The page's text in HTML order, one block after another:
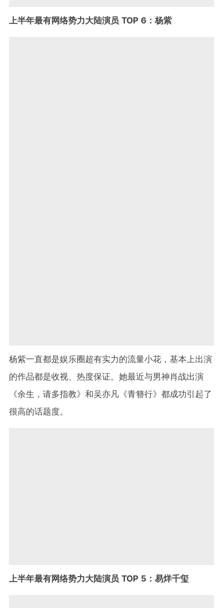
上半年最有网络势力大陆演员 TOP 6：杨紫
杨紫一直都是娱乐圈超有实力的流量小花，基本上出演
的作品都是收视、热度保证。她最近与男神肖战出演
《余生，请多指教》和吴亦凡《青簪行》都成功引起了
很高的话题度。
上半年最有网络势力大陆演员 TOP 5：易烊千玺